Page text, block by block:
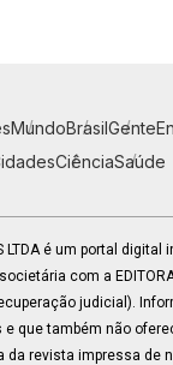
MundoBrasilGente
CiênciaSaúde
LTDA é um portal
com a EDITORA
judicial).
que também não
revista impressa de